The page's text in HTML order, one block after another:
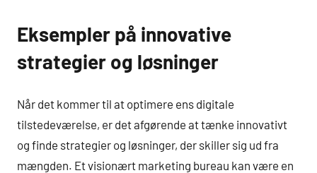
Eksempler på innovative
strategier og løsninger
Når det kommer til at optimere ens digitale
tilstedeværelse, er det afgørende at tænke innovativt
og finde strategier og løsninger, der skiller sig ud fra
mængden. Et visionært marketing bureau kan være en